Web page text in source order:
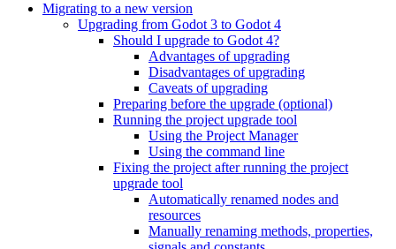
Migrating to a new version
Upgrading from Godot 3 to Godot 4
Should I upgrade to Godot 4?
Advantages of upgrading
Disadvantages of upgrading
Caveats of upgrading
Preparing before the upgrade (optional)
Running the project upgrade tool
Using the Project Manager
Using the command line
Fixing the project after running the project
upgrade tool
Automatically renamed nodes and
resources
Manually renaming methods, properties,